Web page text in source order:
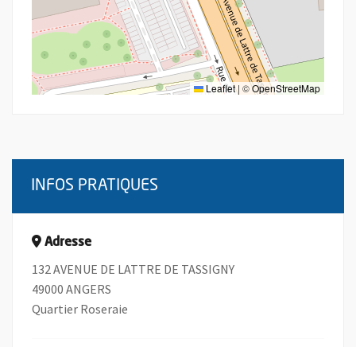
Leaflet | ©OpenStreetMap
INFOS PRATIQUES
Adresse
132 AVENUE DE LATTRE DE TASSIGNY
49000 ANGERS
Quartier Roseraie